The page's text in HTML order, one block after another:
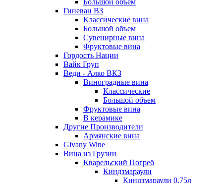
Большой объем
Гиневан ВЗ
Классические вина
Большой объем
Сувенирные вина
Фруктовые вина
Гордость Нации
Вайк Груп
Веди - Алко ВКЗ
Виноградные вина
Классические
Большой объем
Фруктовые вина
В керамике
Другие Производители
Армянские вина
Givany Wine
Вина из Грузии
Кварельский Погреб
Киндзмараули
Киндзмараули 0,75л